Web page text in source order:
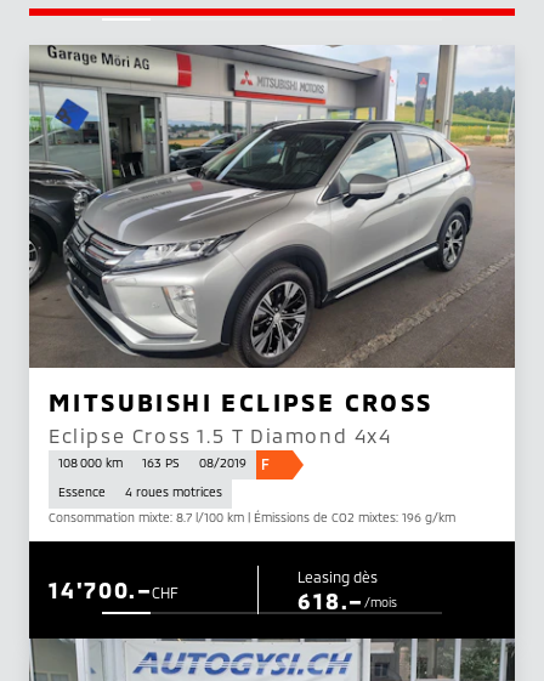
MITSUBISHI ECLIPSE CROSS
Eclipse Cross 1.5 T Diamond 4x4
108 000 km 163 PS 08/2019 F
Essence
4 roues motrices
Consommation mixte: 8.7 l/100 km | Émissions de CO2 mixtes: 196 g/km
CHF
14'700.– Leasing dès
618.–/mois